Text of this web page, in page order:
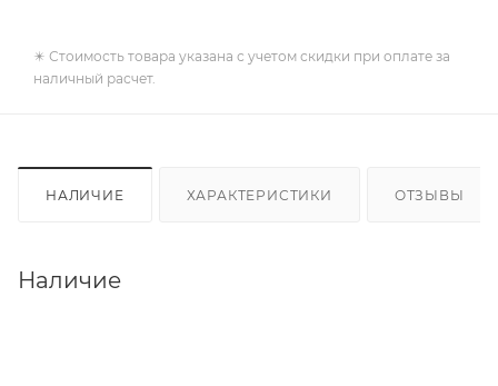
✴️ Стоимость товара указана с учетом скидки при оплате за
наличный расчет.
НАЛИЧИЕ ХАРАКТЕРИСТИКИ ОТЗЫВЫ
Наличие